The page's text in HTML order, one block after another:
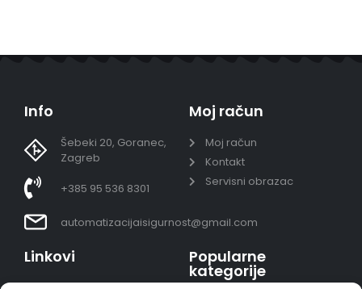
Info
Šebeki 20, Goranec,
Zagreb
+385 95 536 8301
automatizacijaisigurnost@gmail.com
Moj račun
Moj račun
Kontakt
Servisni obrazac
Linkovi Popularne
kategorije